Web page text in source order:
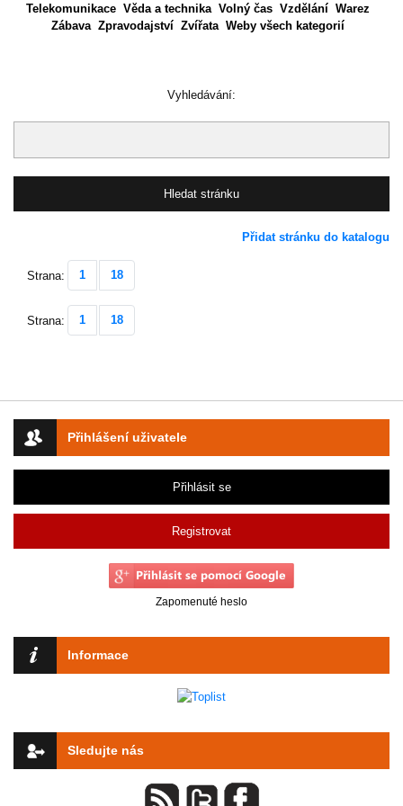
Přihlášení uživatele
Přihlásit se
Registrovat
Zapomenuté heslo
Informace
Sledujte nás
Telekomunikace Věda a technika Volný čas Vzdělání Warez
Zábava Zpravodajství Zvířata Weby všech kategorií
Vyhledávání:
Přidat stránku do katalogu
Strana: 1 18
Strana: 1 18